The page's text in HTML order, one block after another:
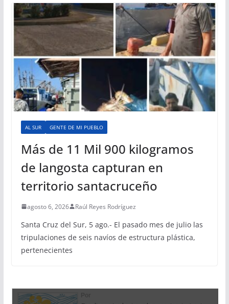
AL SUR GENTE DE MI PUEBLO
Más de 11 Mil 900 kilogramos
de langosta capturan en
territorio santacruceño
agosto 6, 2026 Raúl Reyes Rodríguez
Santa Cruz del Sur, 5 ago.- El pasado mes de julio las
tripulaciones de seis navíos de estructura plástica,
pertenecientes